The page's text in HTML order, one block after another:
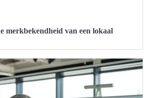
merkbekendheid van een lokaal